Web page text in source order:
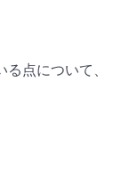
点について、